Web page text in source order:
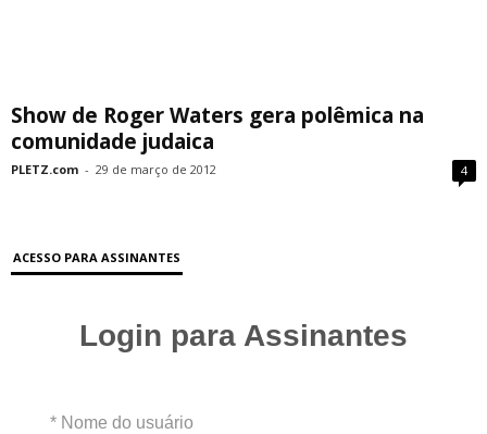
Show de Roger Waters gera polêmica na
comunidade judaica
PLETZ.com - 29 de março de 2012 4
ACESSO PARA ASSINANTES
Login para Assinantes
* Nome do usuário